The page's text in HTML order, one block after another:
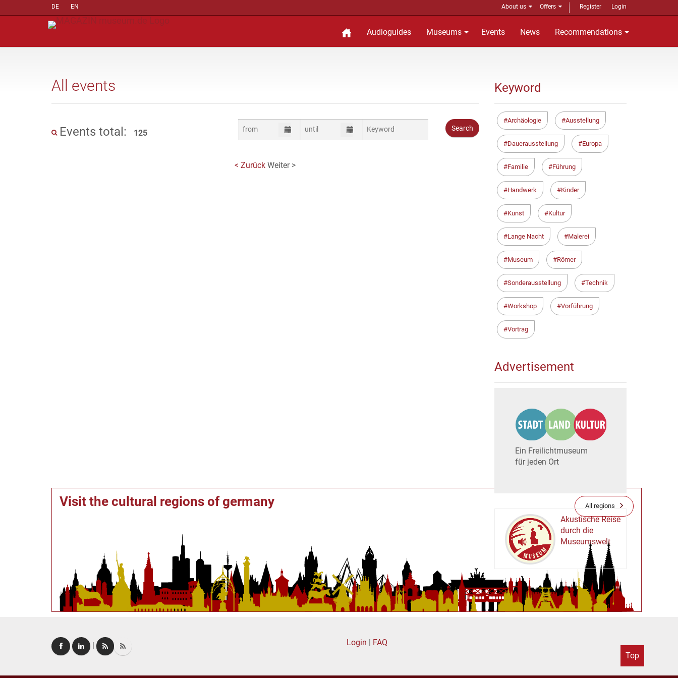
DE EN About us Offers Register Login
Audioguides Museums Events News Recommendations
All events
Events total: 125
< ZurückWeiter >
Visit the cultural regions of germany All regions
Keyword
Archäologie Ausstellung
Dauerausstellung Europa
Familie Führung
Handwerk Kinder
Kunst Kultur
Lange Nacht Malerei
Museum Römer
Sonderausstellung Technik
Workshop Vorführung
Vortrag
Advertisement
Ein Freilichtmuseum
für jeden Ort
MUSEUM
Akustische Reise
durch die
Museumswelt
Login | FAQ
Top